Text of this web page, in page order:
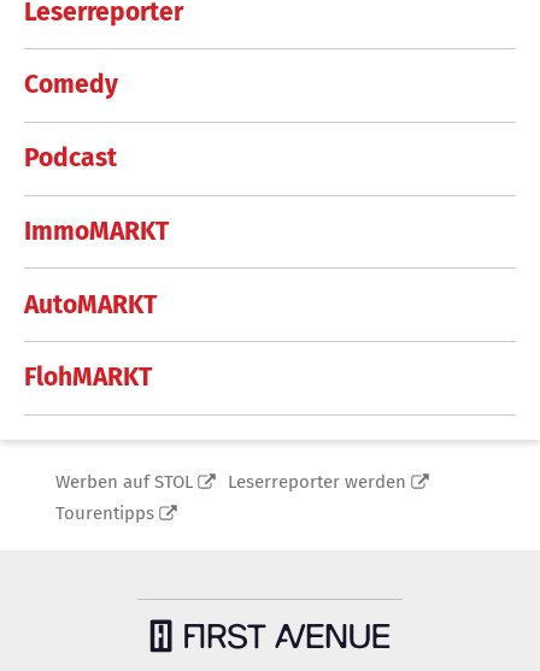
Leserreporter
Comedy
Podcast
ImmoMARKT
AutoMARKT
FlohMARKT
Werben auf STOL
Leserreporter werden
Tourentipps